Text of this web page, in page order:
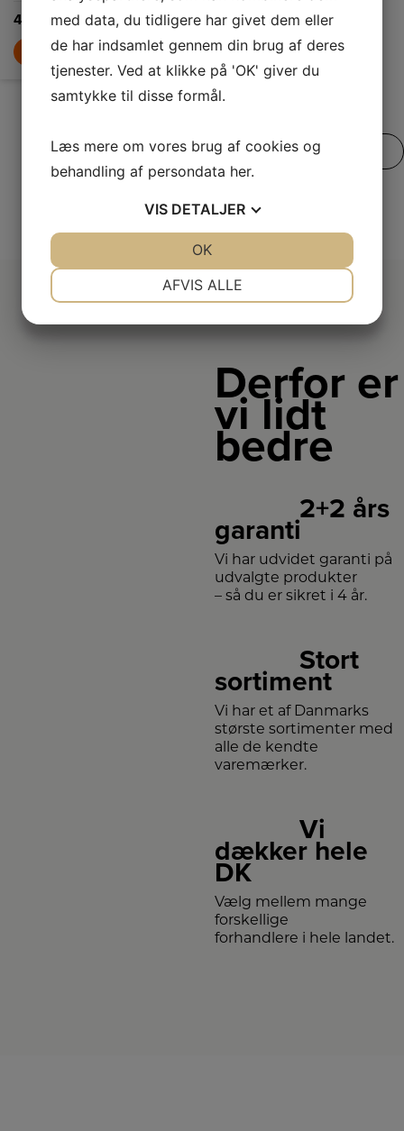
4.999,-
LÆG I KURV
SE VORES FULDE UDVALG
Derfor er
vi lidt
bedre
2+2 års
garanti
Vi har udvidet garanti på
udvalgte produkter
– så du er sikret i 4 år.
Stort
sortiment
Vi har et af Danmarks
største sortimenter med
alle de kendte
varemærker.
Vi
dækker hele
DK
Vælg mellem mange
forskellige
forhandlere i hele landet.
med data, du tidligere har givet dem eller
de har indsamlet gennem din brug af deres
tjenester. Ved at klikke på 'OK' giver du
samtykke til disse formål.
Læs mere om vores brug af cookies og
behandling af persondata her.
VIS DETALJER
AFVIS ALLE
OK